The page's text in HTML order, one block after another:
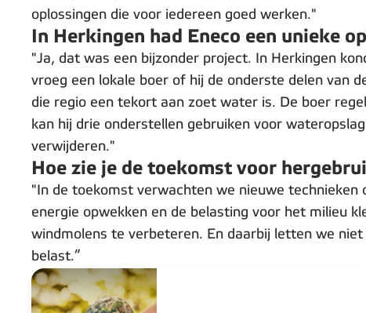
oplossingen die voor iedereen goed werken."
In Herkingen had Eneco een unieke
"Ja, dat was een bijzonder project. In Herkingen
vroeg een lokale boer of hij de onderste delen van
die regio een tekort aan zoet water is. De boer
kan hij drie onderstellen gebruiken voor
verwijderen."
Hoe zie je de toekomst voor
"In de toekomst verwachten we nieuwe
energie opwekken en de belasting voor het milieu
windmolens te verbeteren. En daarbij letten we
belast.”